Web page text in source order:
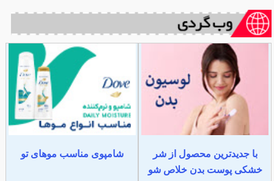
با جدیدترین محصول از شر
خشکی پوست بدن خلاص شو
شامپوی مناسب موهای تو